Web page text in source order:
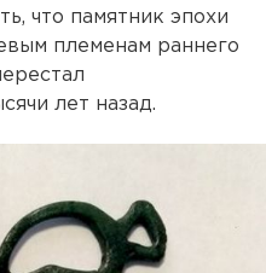
что памятник эпохи
племенам раннего
лет назад.